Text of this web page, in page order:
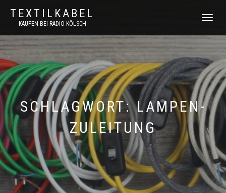
TEXTILKABEL
KAUFEN BEI RADIO KÖLSCH
SCHLAGWORT:LAMPEN-
ZULEITUNG